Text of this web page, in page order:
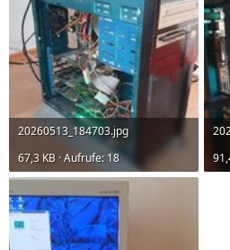
20260513_184703.jpg
67,3 KB · Aufrufe: 18